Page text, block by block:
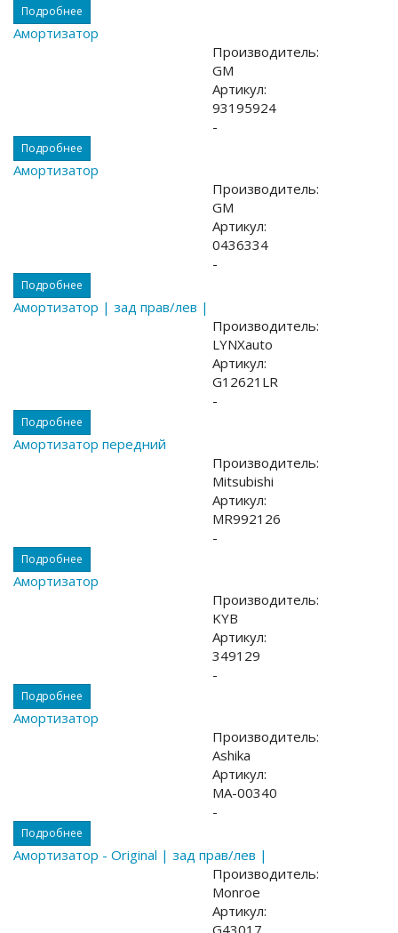
Подробнее
Амортизатор
Производитель:
GM
Артикул:
93195924
-
Подробнее
Амортизатор
Производитель:
GM
Артикул:
0436334
-
Подробнее
Амортизатор | зад прав/лев |
Производитель:
LYNXauto
Артикул:
G12621LR
-
Подробнее
Амортизатор передний
Производитель:
Mitsubishi
Артикул:
MR992126
-
Подробнее
Амортизатор
Производитель:
KYB
Артикул:
349129
-
Подробнее
Амортизатор
Производитель:
Ashika
Артикул:
MA-00340
-
Подробнее
Амортизатор - Original | зад прав/лев |
Производитель:
Monroe
Артикул: